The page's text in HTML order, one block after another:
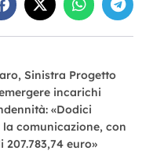
Sinistra Progetto
incarichi
«Dodici
la comunicazione, con
207.783,74 euro»